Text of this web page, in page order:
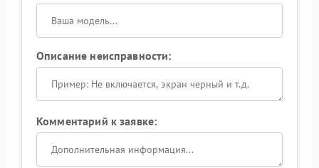
Описание неисправности:
Комментарий к заявке: